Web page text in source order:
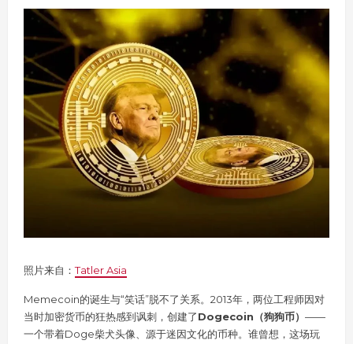
照片来自：Tatler Asia
Memecoin的诞生与“笑话”脱不了关系。2013年，两位工程师因对
当时加密货币的狂热感到讽刺，创建了Dogecoin（狗狗币） ——
一个带着Doge柴犬头像、源于迷因文化的币种。谁曾想，这场玩